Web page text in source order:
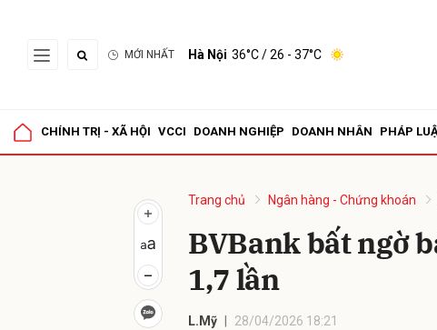
MỚI NHẤT Hà Nội 36°C/ 26 - 37°C
CHÍNH TRỊ - XÃ HỘI VCCI DOANH NGHIỆP DOANH NHÂN PHÁP
Trang chủ Ngân hàng - Chứng khoán
BVBank bất ngờ
1,7 lần
L.Mỹ 28/04/2026 18:21